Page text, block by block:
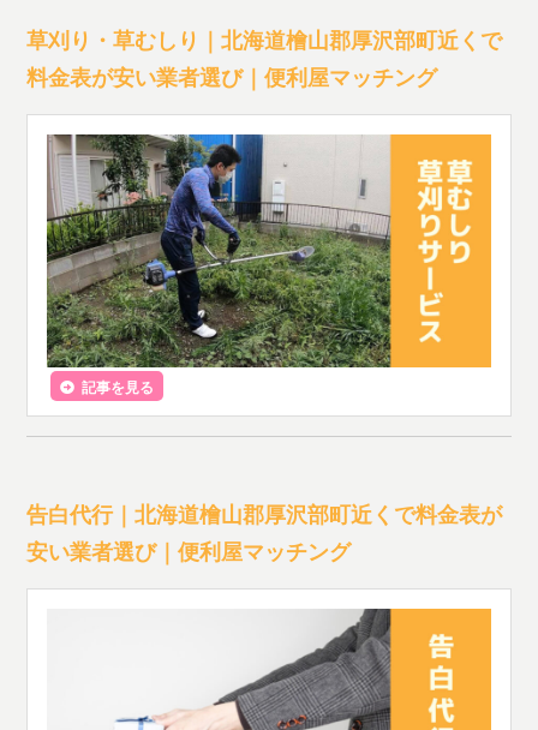
草刈り・草むしり｜北海道檜山郡厚沢部町近くで
料金表が安い業者選び｜便利屋マッチング
記事を見る
告白代行｜北海道檜山郡厚沢部町近くで料金表が
安い業者選び｜便利屋マッチング